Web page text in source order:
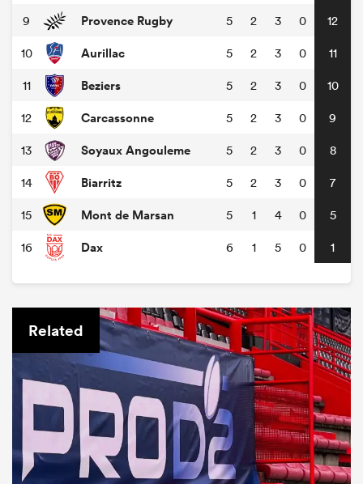
9 Provence Rugby 5 2 3 0 12
10 Aurillac 5 2 3 0 11
11 Beziers 5 2 3 0 10
12 Carcassonne 5 2 3 0 9
13 Soyaux Angouleme 5 2 3 0 8
14 Biarritz 5 2 3 0 7
15 Mont de Marsan 5 1 4 0 5
16 Dax 6 1 5 0 1
Related